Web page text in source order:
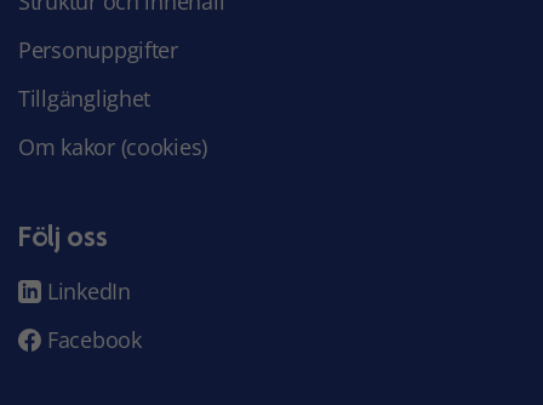
Personuppgifter
Tillgänglighet
Om kakor (cookies)
Följ oss
LinkedIn
Facebook